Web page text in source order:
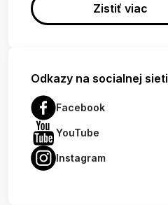
Zistiť viac
Odkazy na socialnej sieti
Facebook
YouTube
Instagram